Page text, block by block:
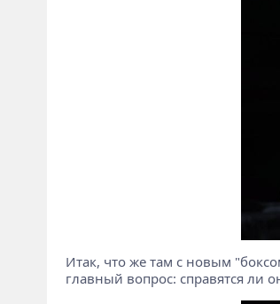
Итак, что же там с новым
главный вопрос: справятся ли